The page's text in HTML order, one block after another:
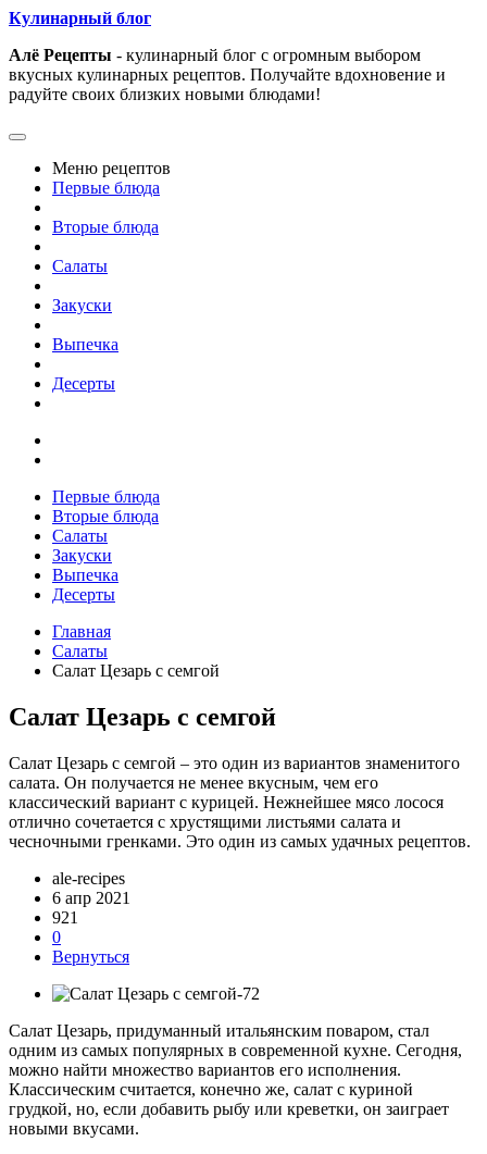
Кулинарный блог
Алё Рецепты - кулинарный блог с огромным выбором
вкусных кулинарных рецептов. Получайте вдохновение и
радуйте своих близких новыми блюдами!
Меню рецептов
Первые блюда
Вторые блюда
Салаты
Закуски
Выпечка
Десерты
Первые блюда
Вторые блюда
Салаты
Закуски
Выпечка
Десерты
Главная
Салаты
Салат Цезарь с семгой
Салат Цезарь с семгой
Салат Цезарь с семгой – это один из вариантов знаменитого
салата. Он получается не менее вкусным, чем его
классический вариант с курицей. Нежнейшее мясо лосося
отлично сочетается с хрустящими листьями салата и
чесночными гренками. Это один из самых удачных рецептов.
ale-recipes
6 апр 2021
921
0
Вернуться
Салат Цезарь, придуманный итальянским поваром, стал
одним из самых популярных в современной кухне. Сегодня,
можно найти множество вариантов его исполнения.
Классическим считается, конечно же, салат с куриной
грудкой, но, если добавить рыбу или креветки, он заиграет
новыми вкусами.